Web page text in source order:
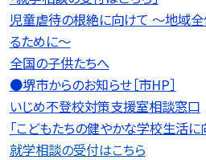
児童虐待の根絶に向けて 〜地域
るために〜
全国の子供たちへ
●堺市からのお知らせ［市HP］
いじめ不登校対策支援室相談窓口
「こどもたちの健やかな学校生活に
就学相談の受付はこちら